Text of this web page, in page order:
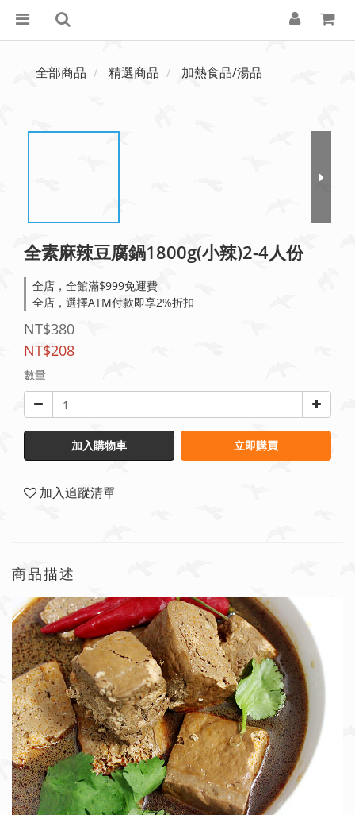
全部商品 精選商品 加熱食品/湯品
全素麻辣豆腐鍋1800g(小辣)2-4人份
全店，全館滿$999免運費
全店，選擇ATM付款即享2%折扣
NT$380
NT$208
數量
加入購物車 立即購買
加入追蹤清單
商品描述